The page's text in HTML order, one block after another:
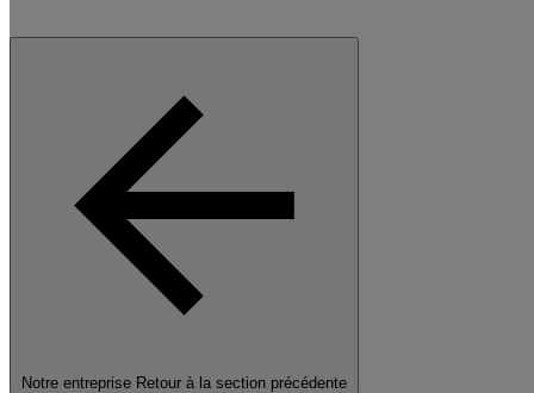
Notre entreprise Retour à la section précédente